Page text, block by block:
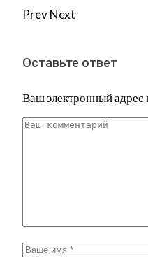
PrevNext
Оставьте ответ
Ваш электронный адрес